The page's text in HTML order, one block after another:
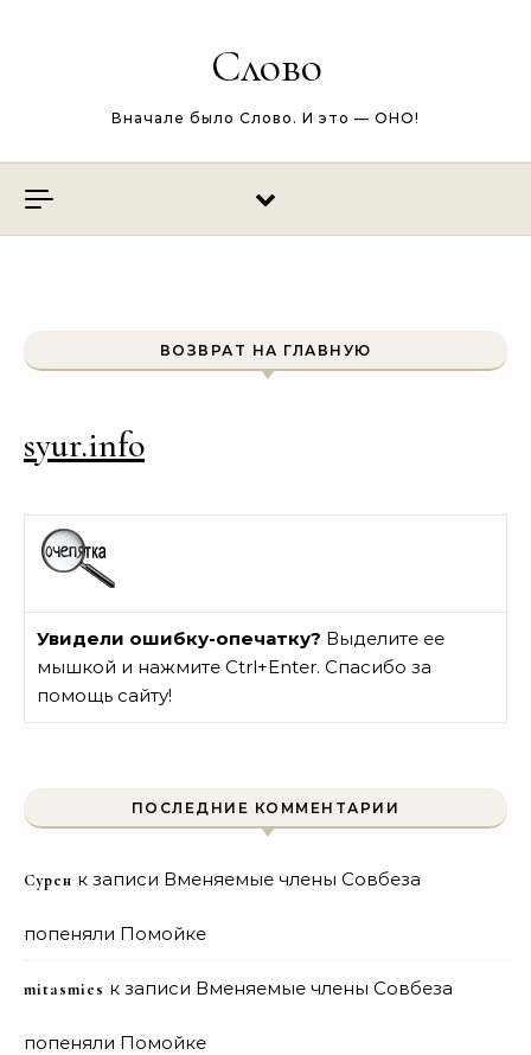
Слово
Вначале было Слово. И это — ОНО!
ВОЗВРАТ НА ГЛАВНУЮ
syur.info
Увидели ошибку-опечатку? Выделите ее
мышкой и нажмите Ctrl+Enter. Спасибо за
помощь сайту!
ПОСЛЕДНИЕ КОММЕНТАРИИ
Сурен к записи Вменяемые члены Совбеза
попеняли Помойке
mitasmies к записи Вменяемые члены Совбеза
попеняли Помойке